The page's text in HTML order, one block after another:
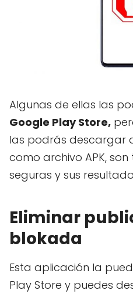
Algunas de ellas las
Google Play Store,
las podrás descargar
como archivo APK,
seguras y sus
Eliminar
blokada
Esta aplicación la
Play Store y puedes